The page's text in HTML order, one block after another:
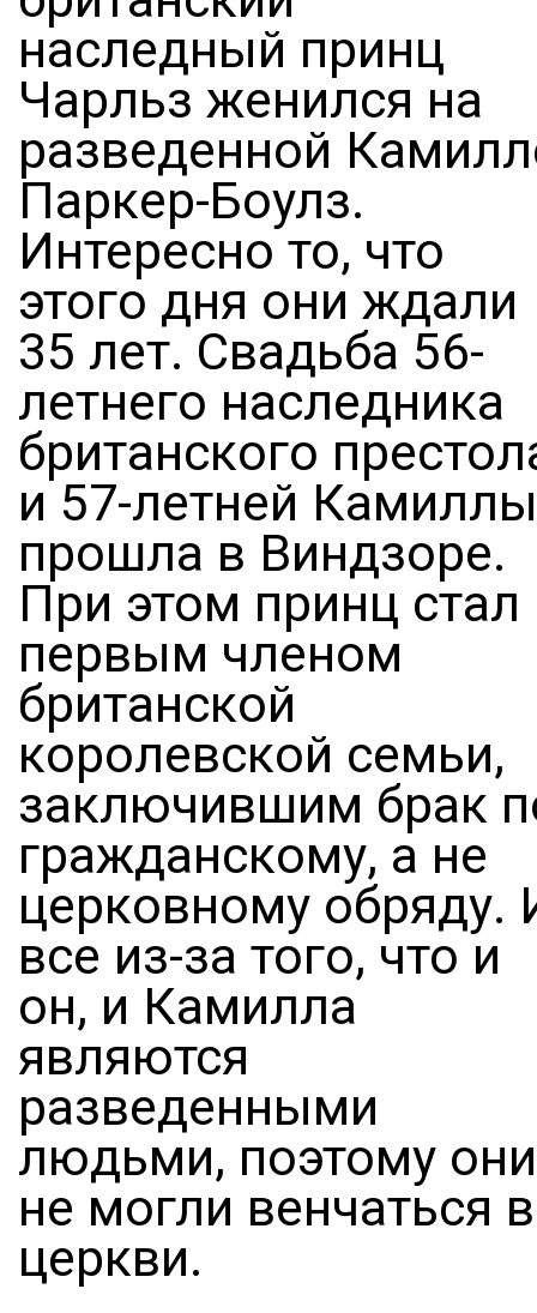
наследный принц
Чарльз женился на
разведенной
Паркер-Боулз.
Интересно то, что
этого дня они ждали
35 лет. Свадьба 56-
летнего наследника
британского
и 57-летней Камиллы
прошла в Виндзоре.
При этом принц стал
первым членом
британской
королевской семьи,
заключившим брак
гражданскому, а не
церковному обряду.
все из-за того, что и
он, и Камилла
являются
разведенными
людьми, поэтому они
не могли венчаться в
церкви.